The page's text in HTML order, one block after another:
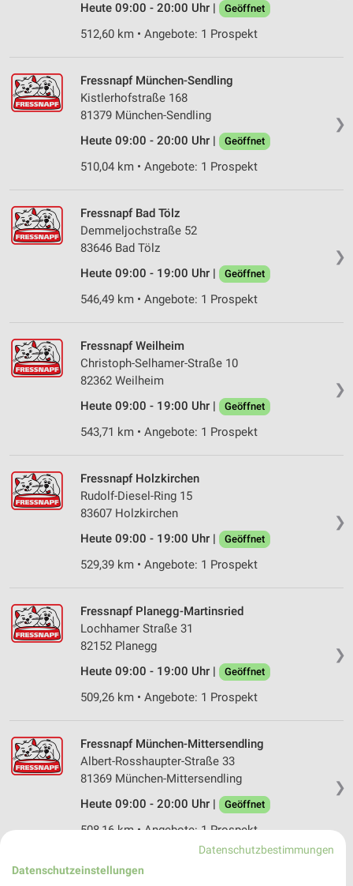
Heute 09:00 - 20:00 Uhr |
Geöffnet
512,60 km • Angebote: 1 Prospekt
❯
Fressnapf München-Sendling
Kistlerhofstraße 168
81379 München-Sendling
Heute 09:00 - 20:00 Uhr |
Geöffnet
510,04 km • Angebote: 1 Prospekt
❯
Fressnapf Bad Tölz
Demmeljochstraße 52
83646 Bad Tölz
Heute 09:00 - 19:00 Uhr |
Geöffnet
546,49 km • Angebote: 1 Prospekt
❯
Fressnapf Weilheim
Christoph-Selhamer-Straße 10
82362 Weilheim
Heute 09:00 - 19:00 Uhr |
Geöffnet
543,71 km • Angebote: 1 Prospekt
❯
Fressnapf Holzkirchen
Rudolf-Diesel-Ring 15
83607 Holzkirchen
Heute 09:00 - 19:00 Uhr |
Geöffnet
529,39 km • Angebote: 1 Prospekt
❯
Fressnapf Planegg-Martinsried
Lochhamer Straße 31
82152 Planegg
Heute 09:00 - 19:00 Uhr |
Geöffnet
509,26 km • Angebote: 1 Prospekt
❯
Fressnapf München-Mittersendling
Albert-Rosshaupter-Straße 33
81369 München-Mittersendling
Heute 09:00 - 20:00 Uhr |
Geöffnet
508,16 km • Angebote: 1 Prospekt
Fressnapf München
Datenschutzbestimmungen
Datenschutzeinstellungen